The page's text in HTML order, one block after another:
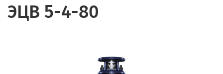
ЭЦВ 5-4-80